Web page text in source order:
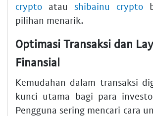
crypto atau shibainu crypto
pilihan menarik.
Optimasi Transaksi dan
Finansial
Kemudahan dalam transaksi
kunci utama bagi para
Pengguna sering mencari cara